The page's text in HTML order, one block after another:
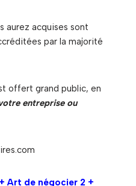
aurez acquises sont
par la majorité
offert grand public, en
entreprise ou
Art de négocier 2 +